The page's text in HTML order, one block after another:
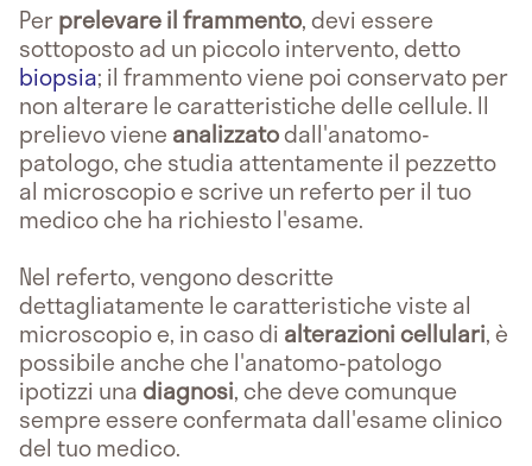
Perprelevare il frammento, devi essere
sottoposto ad un piccolo intervento, detto
biopsia; il frammento viene poi conservato per
non alterare le caratteristiche delle cellule. Il
prelievo viene analizzatodall'anatomo-
patologo, che studia attentamente il pezzetto
al microscopio e scrive un referto per il tuo
medico che ha richiesto l'esame.
Nel referto, vengono descritte
dettagliatamente le caratteristiche viste al
microscopio e, in caso di alterazioni cellulari, è
possibile anche che l'anatomo-patologo
ipotizzi unadiagnosi, che deve comunque
sempre essere confermata dall'esame clinico
del tuo medico.